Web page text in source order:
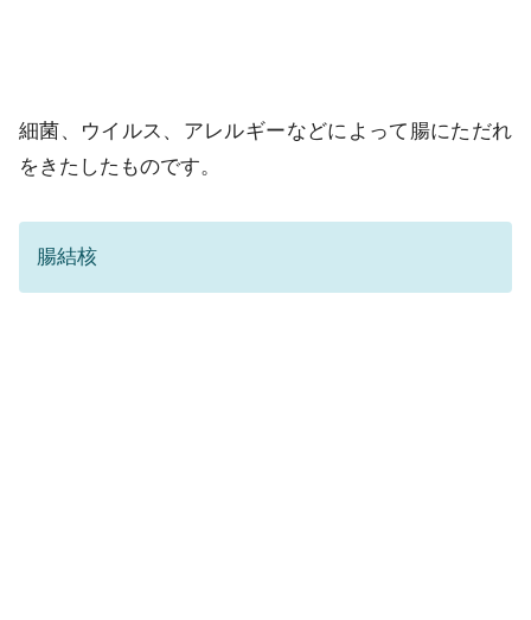
細菌、ウイルス、アレルギーなどによって腸にただれ
をきたしたものです。
腸結核